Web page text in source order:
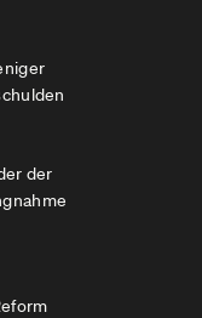
der